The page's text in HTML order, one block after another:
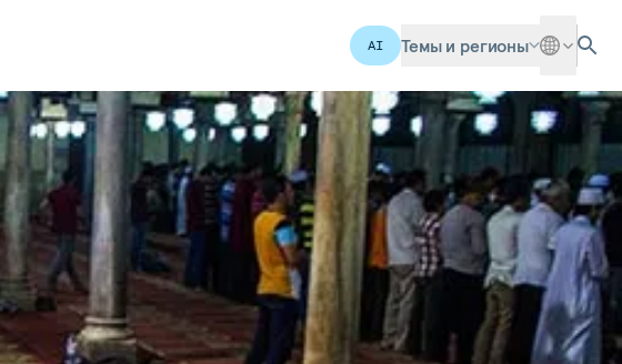
AI Темы и регионы